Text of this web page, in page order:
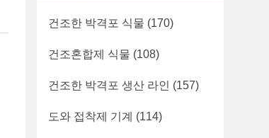
건조한 박격포 식물 (170)
건조혼합제 식물 (108)
건조한 박격포 생산 라인 (157)
도와 접착제 기계 (114)